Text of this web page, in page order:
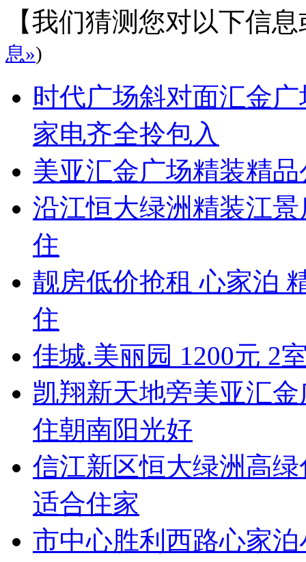
【我们猜测您对以下信
息»)
时代广场斜对面汇金
家电齐全拎包入
美亚汇金广场精装精
沿江恒大绿洲精装江
住
靓房低价抢租 心家泊
住
佳城.美丽园 1200元 2
凯翔新天地旁美亚汇
住朝南阳光好
信江新区恒大绿洲高
适合住家
市中心胜利西路心家